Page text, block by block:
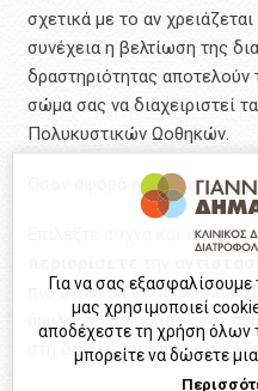
σχετικά με το αν
συνέχεια η βελτίωση της
δραστηριότητας αποτελούν
σώμα σας να διαχειριστεί
Πολυκυστικών Ωοθηκών.
Όσον αφορά στηδιατροφή
Επιλέξτε συχνά και
πιο σταθερά επίπεδα
άμυλο με καλό λίπος και
στη διαχείρισης της
Για να σας εξασφαλίσουμε
μας χρησιμοποιεί
αποδέχεστε τη χρήση όλων
μπορείτε να δώσετε